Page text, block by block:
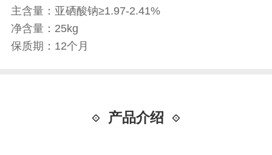
主含量：亚硒酸钠≥1.97-2.41%
净含量：25kg
保质期：12个月
产品介绍